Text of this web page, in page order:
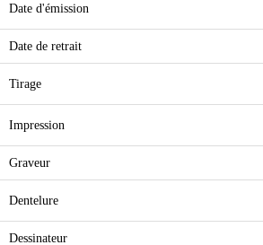
Date d'émission
Date de retrait
Tirage
Impression
Graveur
Dentelure
Dessinateur